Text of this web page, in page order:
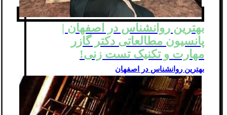
بهترین روانشناس در اصفهان |
پانسیون مطالعاتی دکتر گازر
مهارت و تکنیک تست زنی!
بهترین روانشناس در اصفهان